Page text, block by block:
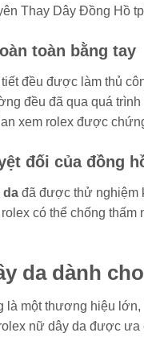
toàn bằng tay
đều được làm thủ
đều đã qua quá
xem rolex được
đối của đồng
da đã được thử nghiệm
có thể chống
da dành
là một thương hiệu
nữ dây da được ưa